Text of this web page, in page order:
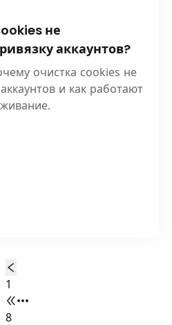
не
аккаунтов?
очистка cookies не
и как работают
1
•••
8